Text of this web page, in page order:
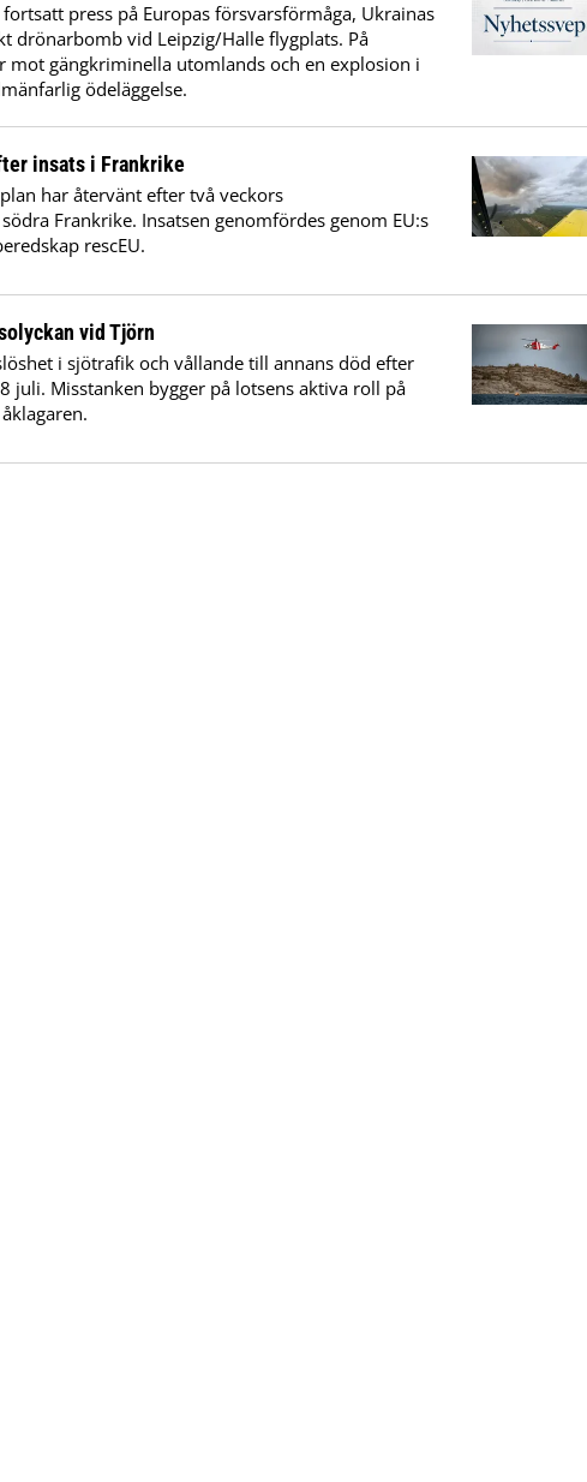
press på Europas försvarsförmåga, Ukrainas
drönarbomb vid Leipzig/Halle flygplats. På
mot gängkriminella utomlands och en explosion i
ödeläggelse.
insats i Frankrike
har återvänt efter två veckors
Frankrike. Insatsen genomfördes genom EU:s
rescEU.
vid Tjörn
i sjötrafik och vållande till annans död efter
juli. Misstanken bygger på lotsens aktiva roll på